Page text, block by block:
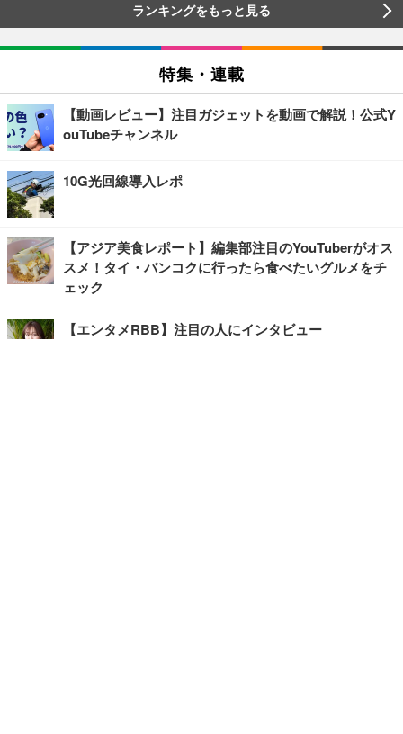
ランキングをもっと見る
特集・連載
【動画レビュー】注目ガジェットを動画で解説！公式Y
ouTubeチャンネル
10G光回線導入レポ
【アジア美食レポート】編集部注目のYouTuberがオス
スメ！タイ・バンコクに行ったら食べたいグルメをチ
ェック
【エンタメRBB】注目の人にインタビュー